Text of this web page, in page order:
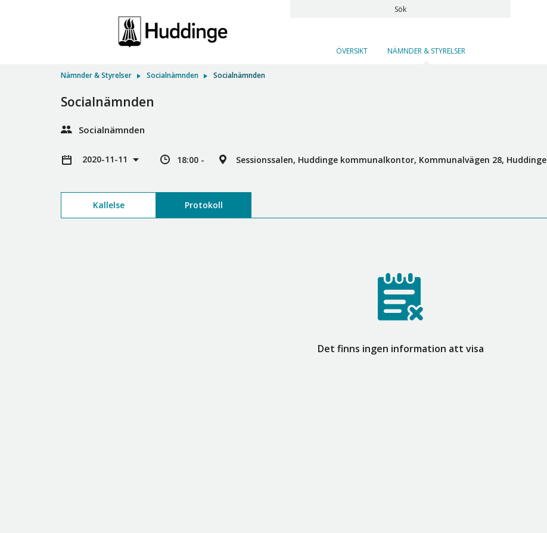
Sök
ÖVERSIKT NÄMNDER & STYRELSER
Nämnder & Styrelser Socialnämnden Socialnämnden
Socialnämnden
Socialnämnden
2020-11-11 18:00 - Sessionssalen, Huddinge kommunalkontor, Kommunalvägen 28, Huddinge
Kallelse Protokoll
Det finns ingen information att visa